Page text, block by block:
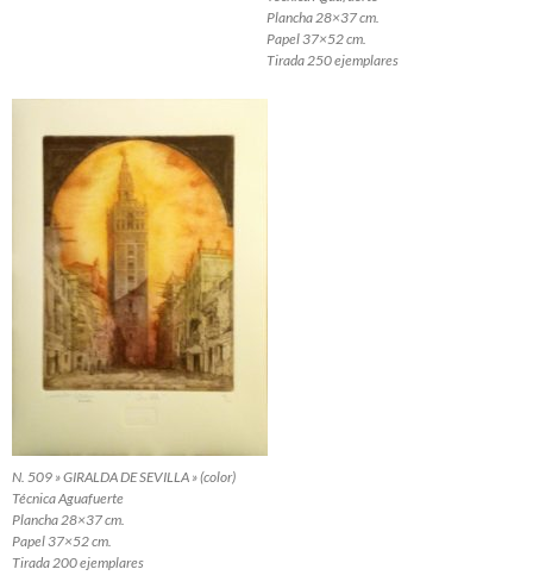
Plancha 28×37 cm.
Papel 37×52 cm.
Tirada 250 ejemplares
N. 509 » GIRALDA DE SEVILLA » (color)
Técnica Aguafuerte
Plancha 28×37 cm.
Papel 37×52 cm.
Tirada 200 ejemplares